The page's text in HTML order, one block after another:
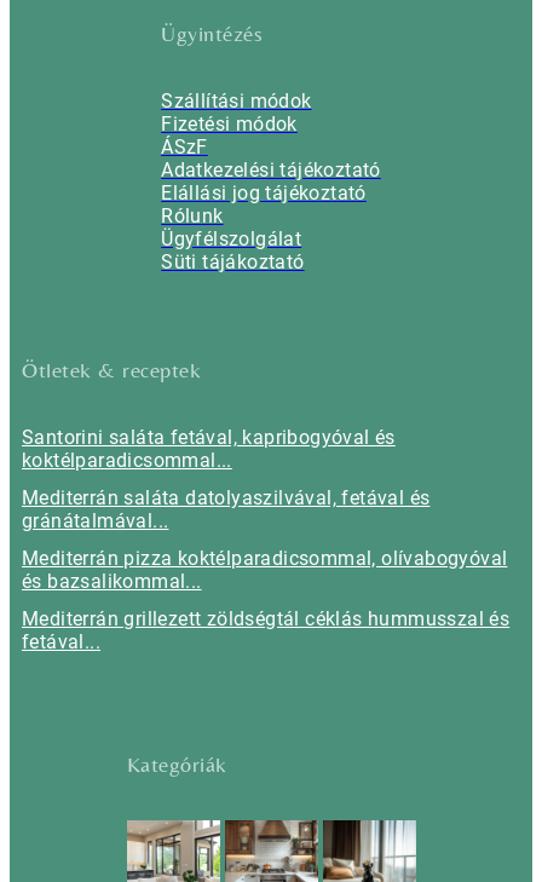
Ügyintézés
Szállítási módok
Fizetési módok
ÁSzF
Adatkezelési tájékoztató
Elállási jog tájékoztató
Rólunk
Ügyfélszolgálat
Süti tájákoztató
Ötletek & receptek
Santorini saláta fetával, kapribogyóval és
koktélparadicsommal...
Mediterrán saláta datolyaszilvával, fetával és
gránátalmával...
Mediterrán pizza koktélparadicsommal, olívabogyóval
és bazsalikommal...
Mediterrán grillezett zöldségtál céklás hummusszal és
fetával...
Kategóriák